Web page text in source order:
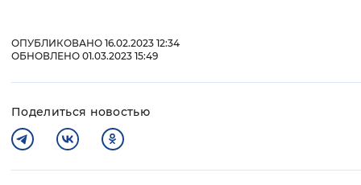
ОПУБЛИКОВАНО 16.02.2023 12:34
ОБНОВЛЕНО 01.03.2023 15:49
Поделиться новостью